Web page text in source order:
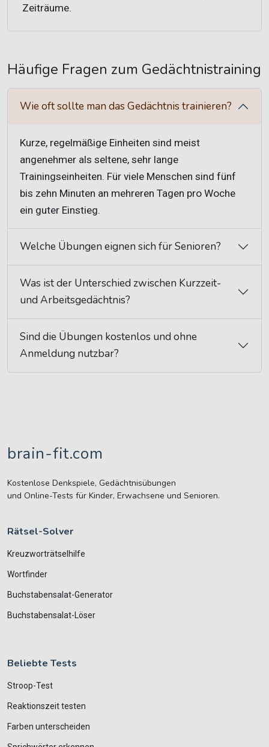
Zeiträume.
Häufige Fragen zum Gedächtnistraining
Wie oft sollte man das Gedächtnis trainieren?
Kurze, regelmäßige Einheiten sind meist
angenehmer als seltene, sehr lange
Trainingseinheiten. Für viele Menschen sind fünf
bis zehn Minuten an mehreren Tagen pro Woche
ein guter Einstieg.
Welche Übungen eignen sich für Senioren?
Was ist der Unterschied zwischen Kurzzeit-
und Arbeitsgedächtnis?
Sind die Übungen kostenlos und ohne
Anmeldung nutzbar?
brain-fit.com
Kostenlose Denkspiele, Gedächtnisübungen
und Online-Tests für Kinder, Erwachsene und Senioren.
Rätsel-Solver
Kreuzworträtselhilfe
Wortfinder
Buchstabensalat-Generator
Buchstabensalat-Löser
Beliebte Tests
Stroop-Test
Reaktionszeit testen
Farben unterscheiden